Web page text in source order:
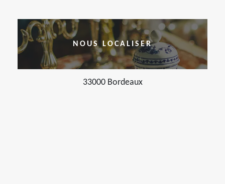
NOUS LOCALISER
33000 Bordeaux